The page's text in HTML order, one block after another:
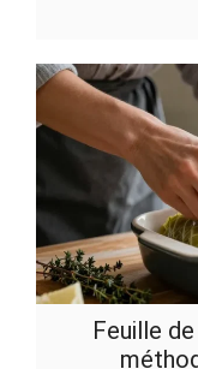
Feuille